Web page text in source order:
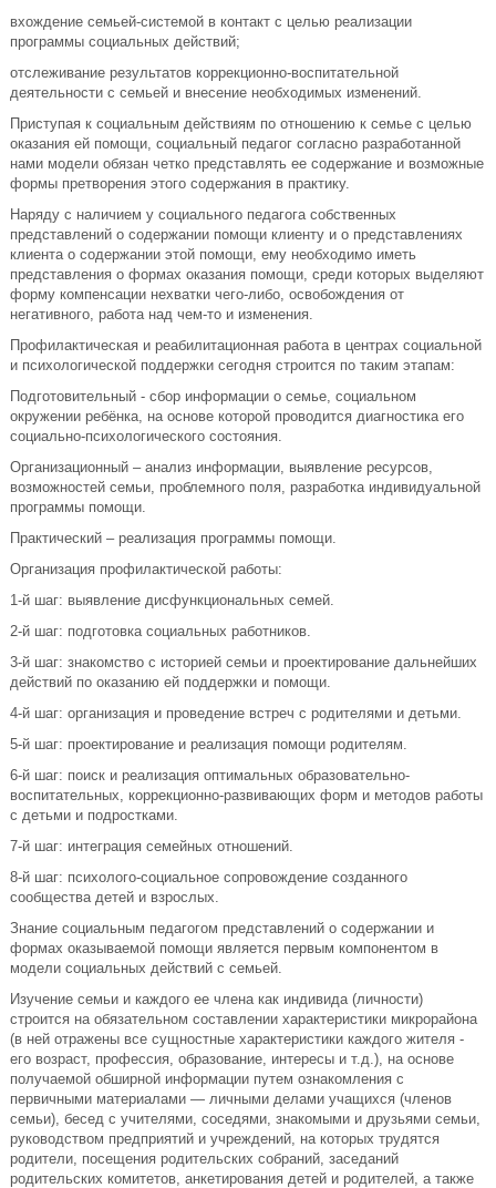
вхождение семьей-системой в контакт с целью реализации
программы социальных действий;
отслеживание результатов коррекционно-воспитательной
деятельности с семьей и внесение необходимых изменений.
Приступая к социальным действиям по отношению к семье с целью
оказания ей помощи, социальный педагог согласно разработанной
нами модели обязан четко представлять ее содержание и возможные
формы претворения этого содержания в практику.
Наряду с наличием у социального педагога собственных
представлений о содержании помощи клиенту и о представлениях
клиента о содержании этой помощи, ему необходимо иметь
представления о формах оказания помощи, среди которых выделяют
форму компенсации нехватки чего-либо, освобождения от
негативного, работа над чем-то и изменения.
Профилактическая и реабилитационная работа в центрах социальной
и психологической поддержки сегодня строится по таким этапам:
Подготовительный - сбор информации о семье, социальном
окружении ребёнка, на основе которой проводится диагностика его
социально-психологического состояния.
Организационный – анализ информации, выявление ресурсов,
возможностей семьи, проблемного поля, разработка индивидуальной
программы помощи.
Практический – реализация программы помощи.
Организация профилактической работы:
1-й шаг: выявление дисфункциональных семей.
2-й шаг: подготовка социальных работников.
3-й шаг: знакомство с историей семьи и проектирование дальнейших
действий по оказанию ей поддержки и помощи.
4-й шаг: организация и проведение встреч с родителями и детьми.
5-й шаг: проектирование и реализация помощи родителям.
6-й шаг: поиск и реализация оптимальных образовательно-
воспитательных, коррекционно-развивающих форм и методов работы
с детьми и подростками.
7-й шаг: интеграция семейных отношений.
8-й шаг: психолого-социальное сопровождение созданного
сообщества детей и взрослых.
Знание социальным педагогом представлений о содержании и
формах оказываемой помощи является первым компонентом в
модели социальных действий с семьей.
Изучение семьи и каждого ее члена как индивида (личности)
строится на обязательном составлении характеристики микрорайона
(в ней отражены все сущностные характеристики каждого жителя -
его возраст, профессия, образование, интересы и т.д.), на основе
получаемой обширной информации путем ознакомления с
первичными материалами — личными делами учащихся (членов
семьи), бесед с учителями, соседями, знакомыми и друзьями семьи,
руководством предприятий и учреждений, на которых трудятся
родители, посещения родительских собраний, заседаний
родительских комитетов, анкетирования детей и родителей, а также